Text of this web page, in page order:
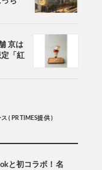
京は
「紅
( PR TIMES提供 )
と初コラボ！名